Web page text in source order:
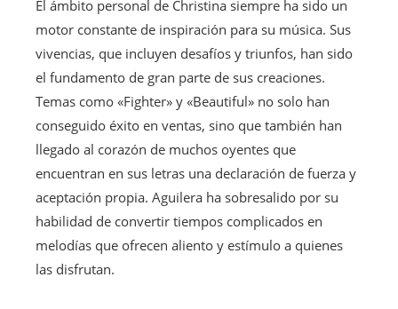
El ámbito personal de Christina siempre ha sido un
motor constante de inspiración para su música. Sus
vivencias, que incluyen desafíos y triunfos, han sido
el fundamento de gran parte de sus creaciones.
Temas como «Fighter» y «Beautiful» no solo han
conseguido éxito en ventas, sino que también han
llegado al corazón de muchos oyentes que
encuentran en sus letras una declaración de fuerza y
aceptación propia. Aguilera ha sobresalido por su
habilidad de convertir tiempos complicados en
melodías que ofrecen aliento y estímulo a quienes
las disfrutan.